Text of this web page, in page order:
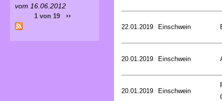
22.01.2019 Einschwein
20.01.2019 Einschwein
20.01.2019 Einschwein
vom 16.06.2012
1 von 19 ››